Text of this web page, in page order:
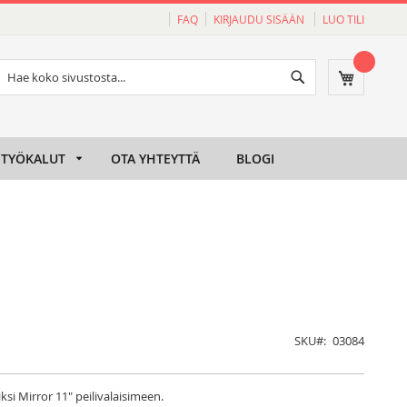
FAQ KIRJAUDU SISÄÄN LUO TILI
Ostoskori
TYÖKALUT OTA YHTEYTTÄ BLOGI
SKU 03084
Mirror 11" peilivalaisimeen.